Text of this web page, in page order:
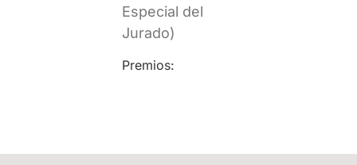
Especial del
Jurado)
Premios: